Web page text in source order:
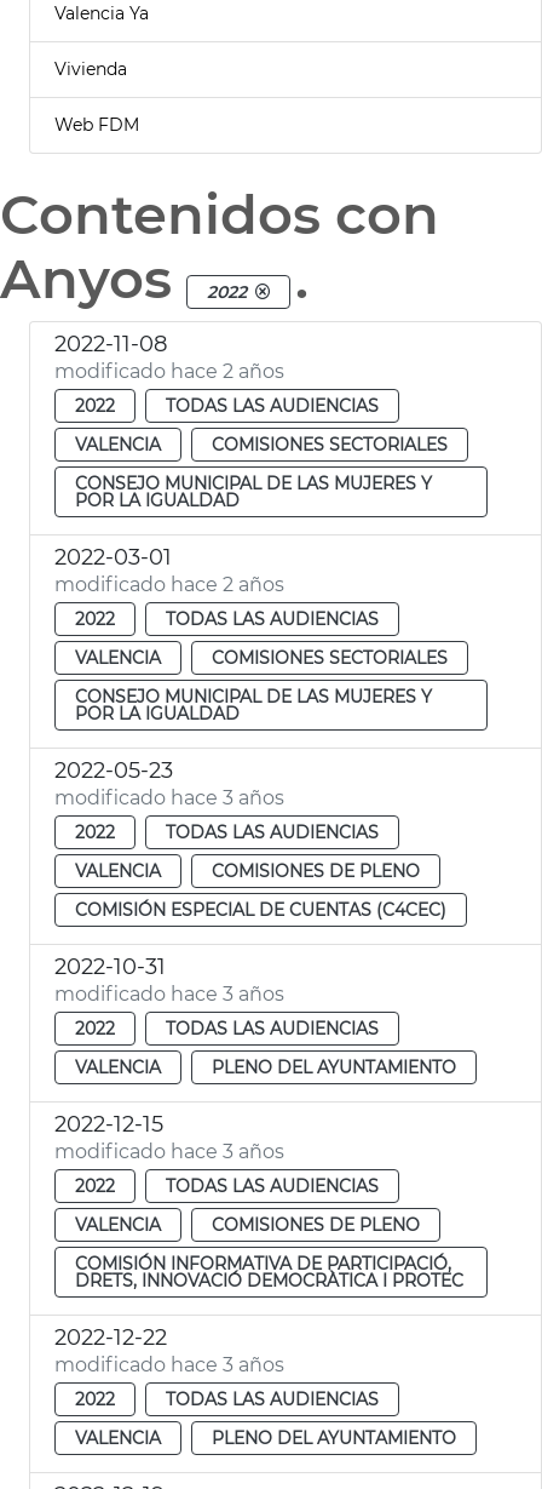
Valencia Ya
Vivienda
Web FDM
Contenidos con
Anyos
2022 .
2022-11-08
modificado hace 2 años
2022
TODAS LAS AUDIENCIAS
VALENCIA
COMISIONES SECTORIALES
CONSEJO MUNICIPAL DE LAS MUJERES Y
POR LA IGUALDAD
2022-03-01
modificado hace 2 años
2022
TODAS LAS AUDIENCIAS
VALENCIA
COMISIONES SECTORIALES
CONSEJO MUNICIPAL DE LAS MUJERES Y
POR LA IGUALDAD
2022-05-23
modificado hace 3 años
2022
TODAS LAS AUDIENCIAS
VALENCIA
COMISIONES DE PLENO
COMISIÓN ESPECIAL DE CUENTAS (C4CEC)
2022-10-31
modificado hace 3 años
2022
TODAS LAS AUDIENCIAS
VALENCIA
PLENO DEL AYUNTAMIENTO
2022-12-15
modificado hace 3 años
2022
TODAS LAS AUDIENCIAS
VALENCIA
COMISIONES DE PLENO
COMISIÓN INFORMATIVA DE PARTICIPACIÓ,
DRETS, INNOVACIÓ DEMOCRÀTICA I PROTEC
2022-12-22
modificado hace 3 años
2022
TODAS LAS AUDIENCIAS
VALENCIA
PLENO DEL AYUNTAMIENTO